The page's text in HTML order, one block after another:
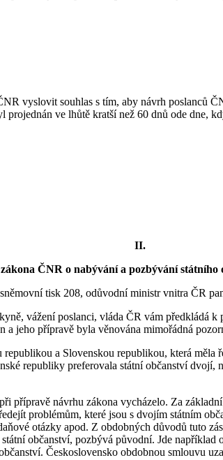
vyslovit souhlas s tím, aby návrh
ve lhůtě kratší než 60 dnů ode dne,
II.
ČNR o nabývání a pozbývání státního
tisk 208, odůvodní ministr vnitra ČR
vážení poslanci, vláda ČR vám předkládá
jeho přípravě byla věnována mimořádná
a Slovenskou republikou, která
republiky preferovala státní občanství
přípravě návrhu zákona vycházelo. Za
problémům, které jsou s dvojím státním
otázky apod. Z obdobných důvodů tuto
občanství, pozbývá původní. Jde
Československo obdobnou smlouvu